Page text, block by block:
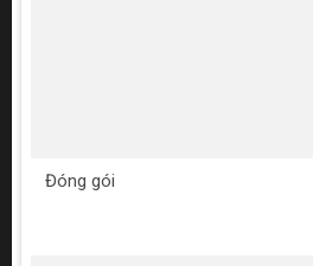
Đóng gói